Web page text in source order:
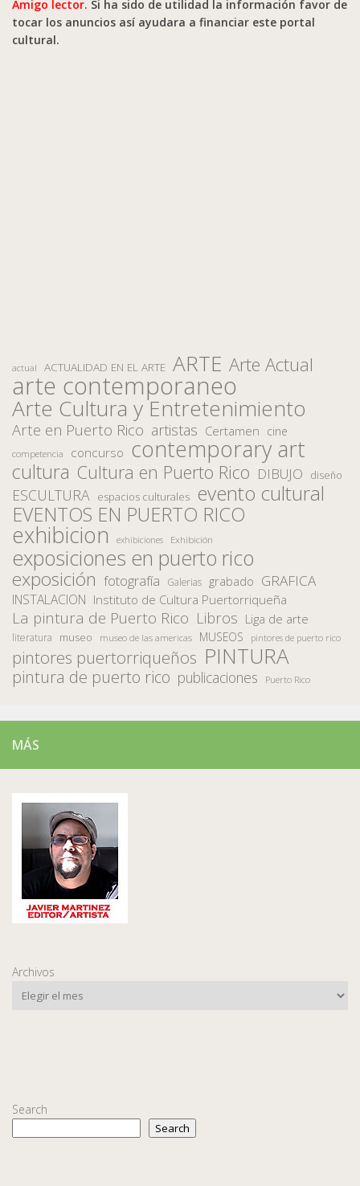
Amigo lector. Si ha sido de utilidad la información favor de
tocar los anuncios así ayudara a financiar este portal
cultural.
actual ACTUALIDAD EN EL ARTE ARTE Arte Actual
arte contemporaneo
Arte Cultura y Entretenimiento
Arte en Puerto Rico artistas Certamen cine
competencia concurso contemporary art
cultura Cultura en Puerto Rico DIBUJO diseño
ESCULTURA espacios culturales evento cultural
EVENTOS EN PUERTO RICO
exhibicion exhibiciones Exhibición
exposiciones en puerto rico
exposición fotografía Galerias grabado GRAFICA
INSTALACION Instituto de Cultura Puertorriqueña
La pintura de Puerto Rico Libros Liga de arte
literatura museo museo de las americas MUSEOS pintores de puerto rico
pintores puertorriqueños PINTURA
pintura de puerto rico publicaciones Puerto Rico
MÁS
Archivos
Search
Search